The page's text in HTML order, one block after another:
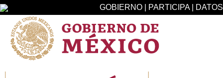
GOBIERNO | PARTICIPA | DATOS